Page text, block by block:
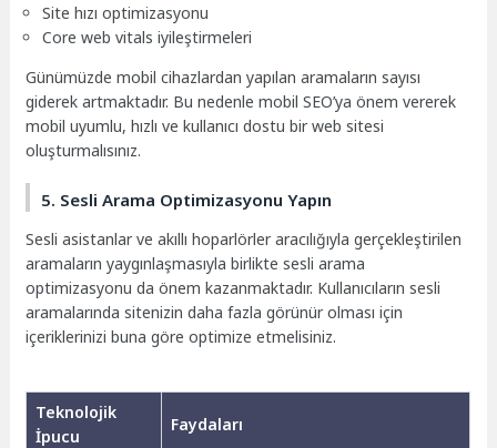
Site hızı optimizasyonu
Core web vitals iyileştirmeleri
Günümüzde mobil cihazlardan yapılan aramaların sayısı
giderek artmaktadır. Bu nedenle mobil SEO’ya önem vererek
mobil uyumlu, hızlı ve kullanıcı dostu bir web sitesi
oluşturmalısınız.
5. Sesli Arama Optimizasyonu Yapın
Sesli asistanlar ve akıllı hoparlörler aracılığıyla gerçekleştirilen
aramaların yaygınlaşmasıyla birlikte sesli arama
optimizasyonu da önem kazanmaktadır. Kullanıcıların sesli
aramalarında sitenizin daha fazla görünür olması için
içeriklerinizi buna göre optimize etmelisiniz.
Teknolojik
İpucu
Faydaları